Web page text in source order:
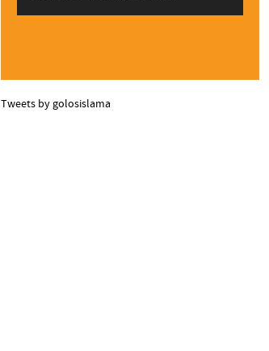
Tweets by golosislama